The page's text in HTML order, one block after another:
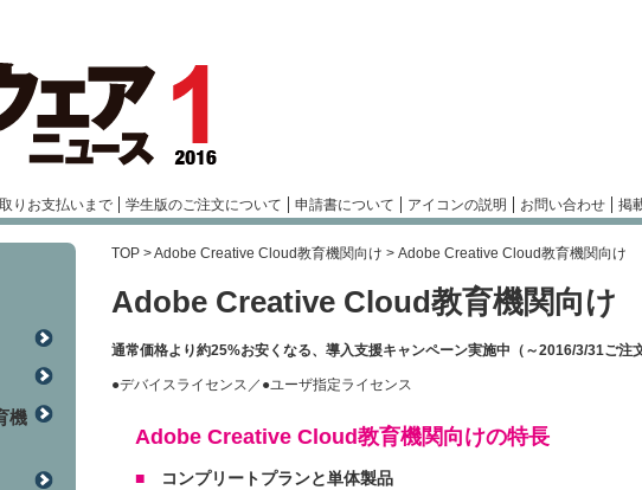
りお支払いまで 学生版のご注文について 申請書について アイコンの説明 お問い合わせ 掲
TOP >Adobe Creative Cloud教育機関向け > Adobe Creative Cloud教育機関向け
Adobe Creative Cloud教育機関向け
通常価格より約25%お安くなる、導入支援キャンペーン実施中（～2016/3/31ご注
●デバイスライセンス／●ユーザ指定ライセンス
Adobe Creative Cloud教育機関向けの特長
■ コンプリートプランと単体製品
機